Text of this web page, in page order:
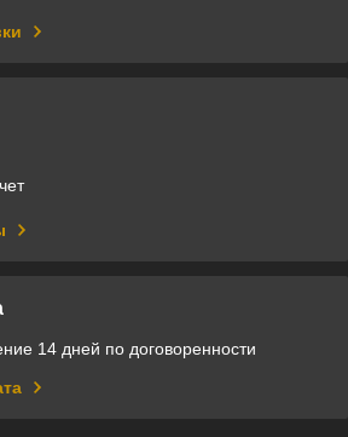
14 дней по договоренности